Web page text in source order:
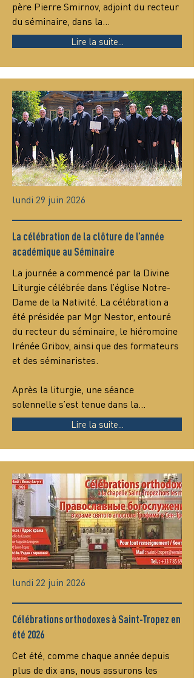
père Pierre Smirnov, adjoint du recteur
du séminaire, dans la…
Lire la suite...
lundi 29 juin 2026
La célébration de la clôture de l’année
académique au Séminaire
La journée a commencé par la Divine
Liturgie célébrée dans l’église Notre-
Dame de la Nativité. La célébration a
été présidée par Mgr Nestor, entouré
du recteur du séminaire, le hiéromoine
Irénée Gribov, ainsi que des formateurs
et des séminaristes.
Après la liturgie, une séance
solennelle s’est tenue dans la…
Lire la suite...
lundi 22 juin 2026
Célébrations orthodoxes à Saint-Tropez en
été 2026
Cet été, comme chaque année depuis
plus de dix ans, nous assurons les